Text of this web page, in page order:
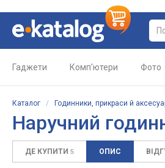
Гаджети Комп'ютери Фото
Каталог / Годинники, прикраси й
Наручний
ДЕ КУПИТИ 5 ОПИС